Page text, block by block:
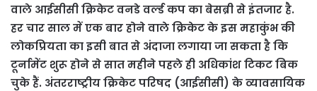
वाले आईसीसी क्रिकेट वनडे वर्ल्ड कप का बेसब्री से इंतजार है.
हर चार साल में एक बार होने वाले क्रिकेट के इस महाकुंभ की
लोकप्रियता का इसी बात से अंदाजा लगाया जा सकता है कि
टूर्नामेंट शुरू होने से सात महीने पहले ही अधिकांश टिकट बिक
चुके हैं. अंतरराष्ट्रीय क्रिकेट परिषद (आईसीसी) के व्यावसायिक